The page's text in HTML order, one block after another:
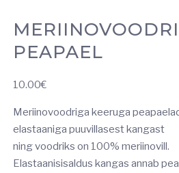
PEAPAEL
10.00€
Meriinovoodriga keeruga
elastaaniga puuvillasest kangast
ning voodriks on 100% meriinovill.
Elastaanisisaldus kangas annab